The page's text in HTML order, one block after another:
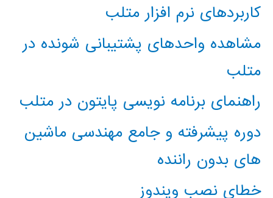
کاربردهای نرم افزار متلب
مشاهده واحدهای پشتیبانی شونده در
متلب
راهنمای برنامه نویسی پایتون در متلب
دوره پیشرفته و جامع مهندسی ماشین
های بدون راننده
خطای نصب ویندوز